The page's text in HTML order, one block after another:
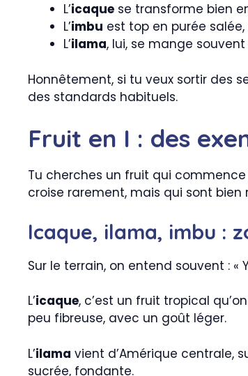
L’icaque se transforme bien
L’imbu est top en purée
L’ilama, lui, se mange
Honnêtement, si tu veux sortir des
des standards habituels.
Fruit en I : des
Tu cherches un fruit qui commence
croise rarement, mais qui sont bien
Icaque, ilama, imbu :
Sur le terrain, on entend souvent :
L’icaque, c’est un fruit tropical
peu fibreuse, avec un goût léger.
L’ilama vient d’Amérique centrale,
sucrée, fondante.